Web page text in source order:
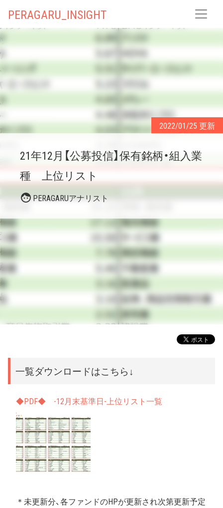
PERAGARU_INSIGHT
21年12月【公募投信】保有銘柄・組入業
種 上位リスト
2022/01/25 更新
PERAGARUアナリスト
一覧ダウンロードはこちら↓
◆PDF◆ -12月末基準日-上位リスト一覧
＊未更新分、各ファンドのHPが更新され次第更新予定